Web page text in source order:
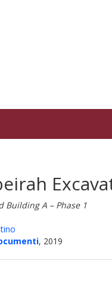
Building A – Phase 1
, 2019